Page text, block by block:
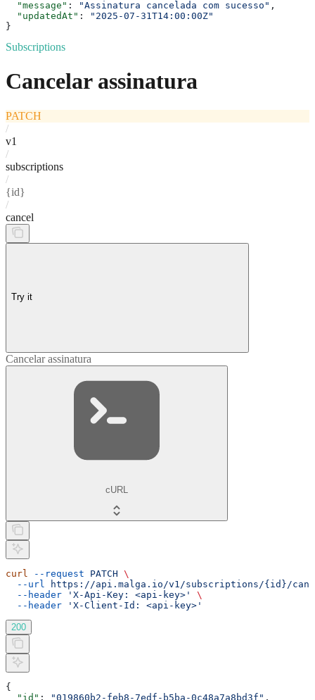
  "message"
: "Assinatura cancelada com sucesso" ,
  "updatedAt"
:
"2025-07-31T14:00:00Z"
}
Subscriptions
Cancelar assinatura
PATCH
/
v1
/
subscriptions
/
{id}
/
cancel
Try it
Cancelar assinatura
cURL
curl --request PATCH \
  --url
https://api.malga.io/v1/subscriptions/{id}/
  --header
'X-Api-Key: <api-key>'
\
  --header
'X-Client-Id: <api-key>'
200
{
  "id"
: "019860b2-feb8-7edf-b5ba-0c48a7a8bd3f" ,